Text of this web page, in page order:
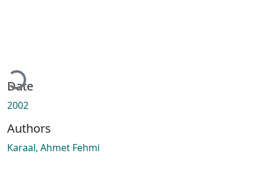
Loading...
Date
2002
Authors
Karaal, Ahmet Fehmi